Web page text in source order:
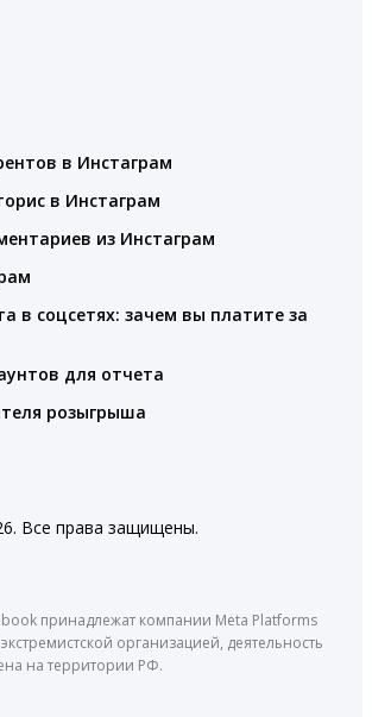
в Инстаграм
в Инстаграм
из Инстаграм
в соцсетях: зачем вы платите за
для отчета
розыгрыша
Все права защищены.
принадлежат компании Meta Platforms
организацией, деятельность
на территории РФ.